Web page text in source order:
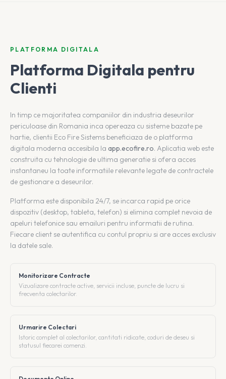
PLATFORMA DIGITALA
Platforma Digitala pentru
Clienti
In timp ce majoritatea companiilor din industria deseurilor
periculoase din Romania inca opereaza cu sisteme bazate pe
hartie, clientii Eco Fire Sistems beneficiaza de o platforma
digitala moderna accesibila la app.ecofire.ro. Aplicatia web este
construita cu tehnologie de ultima generatie si ofera acces
instantaneu la toate informatiile relevante legate de contractele
de gestionare a deseurilor.
Platforma este disponibila 24/7, se incarca rapid pe orice
dispozitiv (desktop, tableta, telefon) si elimina complet nevoia de
apeluri telefonice sau emailuri pentru informatii de rutina.
Fiecare client se autentifica cu contul propriu si are acces exclusiv
la datele sale.
Monitorizare Contracte
Vizualizare contracte active, servicii incluse, puncte de lucru si
frecventa colectarilor.
Urmarire Colectari
Istoric complet al colectarilor, cantitati ridicate, coduri de deseu si
statusul fiecarei comenzi.